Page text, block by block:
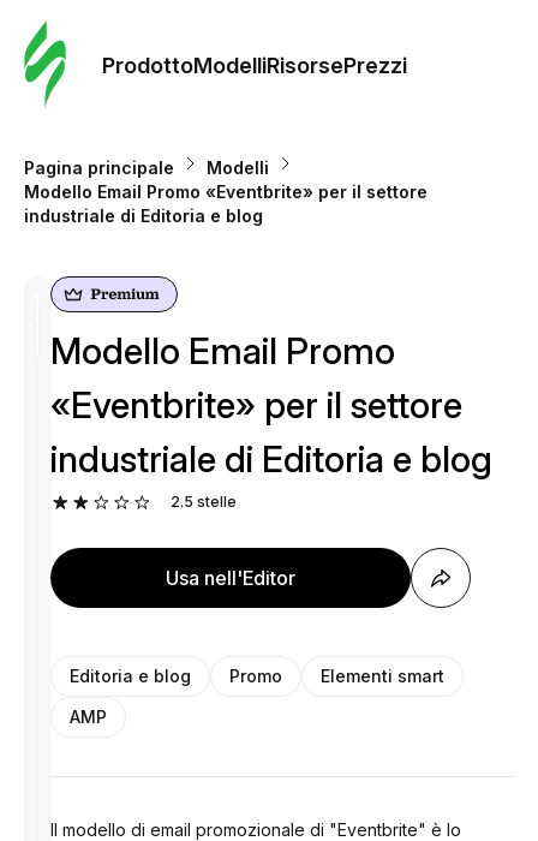
ProdottoModelliRisorsePrezzi
Pagina principale
Modelli
Modello Email Promo «Eventbrite» per il settore
industriale di Editoria e blog
Modello Email Promo
«Eventbrite» per il settore
industriale di Editoria e blog
2.5 stelle
Usa nell'Editor
Editoria e blog Promo
Elementi smart
AMP
Il modello di email promozionale di "Eventbrite" è lo